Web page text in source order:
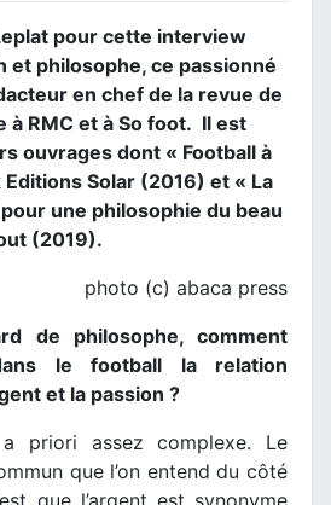
pour cette interview
et philosophe, ce passionné
en chef de la revue de
à RMC et à So foot. Il est
ouvrages dont « Football à
Editions Solar (2016) et « La
une philosophie du beau
(2019).
photo (c) abaca press
de philosophe, comment
le football la relation
et la passion ?
priori assez complexe. Le
que l’on entend du côté
que l’argent est synonyme